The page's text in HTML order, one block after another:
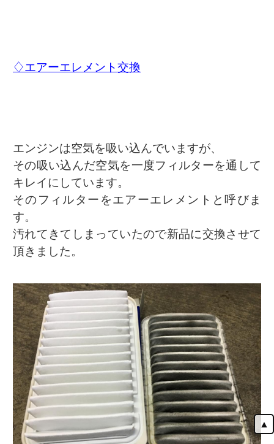
♢エアーエレメント交換
エンジンは空気を吸い込んでいますが、
その吸い込んだ空気を一度フィルターを通して
キレイにしています。
そのフィルターをエアーエレメントと呼びま
す。
汚れてきてしまっていたので新品に交換させて
頂きました。
▲